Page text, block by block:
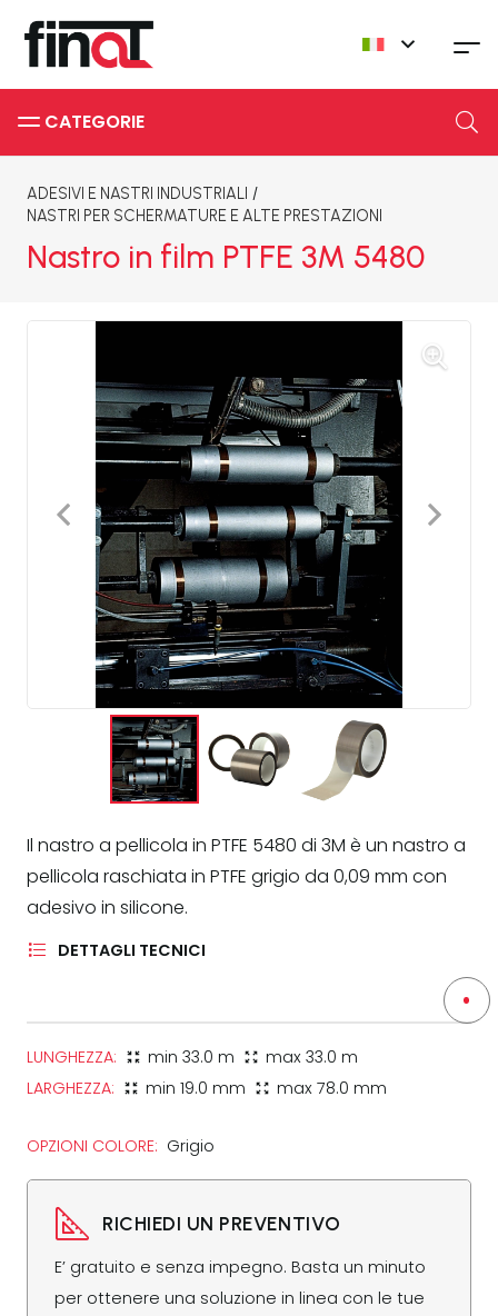
CATEGORIE
ADESIVI E NASTRI INDUSTRIALI /
NASTRI PER SCHERMATURE E ALTE PRESTAZIONI
Nastro in film PTFE 3M 5480
Il nastro a pellicola in PTFE 5480 di 3M è un nastro a
pellicola raschiata in PTFE grigio da 0,09 mm con
adesivo in silicone.
DETTAGLI TECNICI
OPZIONI COLORE: Grigio
LUNGHEZZA: zoom_in_map min 33.0 m zoom_out_map max 33.0 m
LARGHEZZA:
zoom_in_map min 19.0 mm zoom_out_map max 78.0 mm
RICHIEDI UN PREVENTIVO
E’ gratuito e senza impegno. Basta un minuto
per ottenere una soluzione in linea con le tue